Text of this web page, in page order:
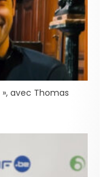
», avec Thomas